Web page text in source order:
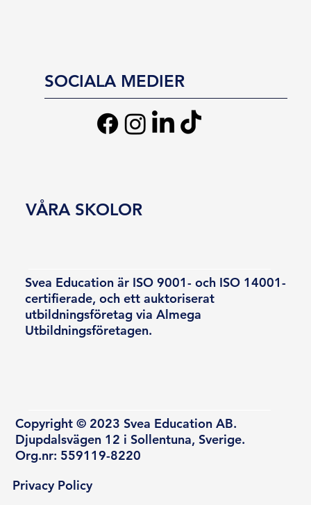
SOCIALA MEDIER
Svea Education är ISO 9001- och ISO 14001-
certifierade, och ett auktoriserat
utbildningsföretag via Almega
Utbildningsföretagen.
Copyright © 2023 Svea Education AB.
Djupdalsvägen 12 i Sollentuna, Sverige.
Org.nr: 559119-8220
VÅRA SKOLOR
Privacy Policy